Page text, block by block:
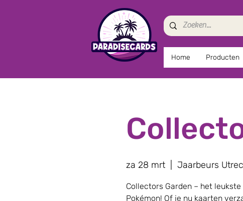
Home Producten
za 28 mrt
  |
Jaarbeurs
Collectors Garden – het
Pokémon! Of je nu kaarten